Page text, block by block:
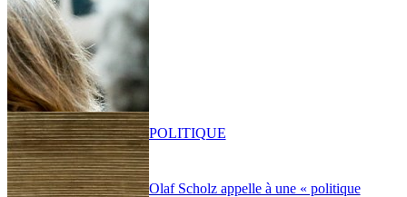
Olaf Scholz appelle à une « politique
POLITIQUE